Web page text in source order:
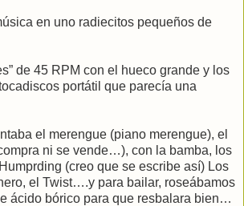
en uno radiecitos pequeños de
de 45 RPM con el hueco grande y los
portátil que parecía una
el merengue (piano merengue), el
ni se vende…), con la bamba, los
(creo que se escribe así) Los
el Twist….y para bailar, roseábamos
ácido bórico para que resbalara bien…